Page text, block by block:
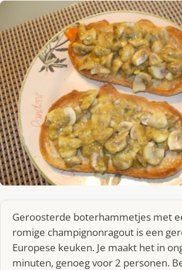
Geroosterde boterhammetjes met
romige champignonragout is een
Europese keuken. Je maakt het in
minuten, genoeg voor 2 personen.